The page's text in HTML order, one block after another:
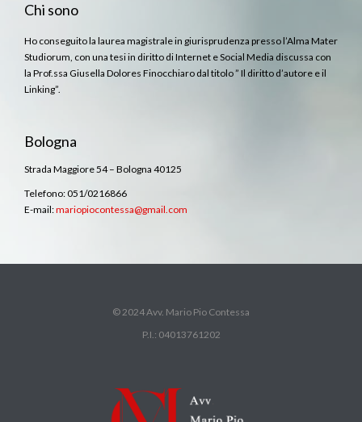
Chi sono
Ho conseguito la laurea magistrale in giurisprudenza presso l’Alma Mater
Studiorum, con una tesi in diritto di Internet e Social Media discussa con
la Prof.ssa Giusella Dolores Finocchiaro dal titolo ” Il diritto d’autore e il
Linking”.
Bologna
Strada Maggiore 54 – Bologna 40125
Telefono: 051/0216866
E-mail:mariopiocontessa@gmail.com
© 2024 Avv. Mario Pio Contessa
P.I.: 04013761202